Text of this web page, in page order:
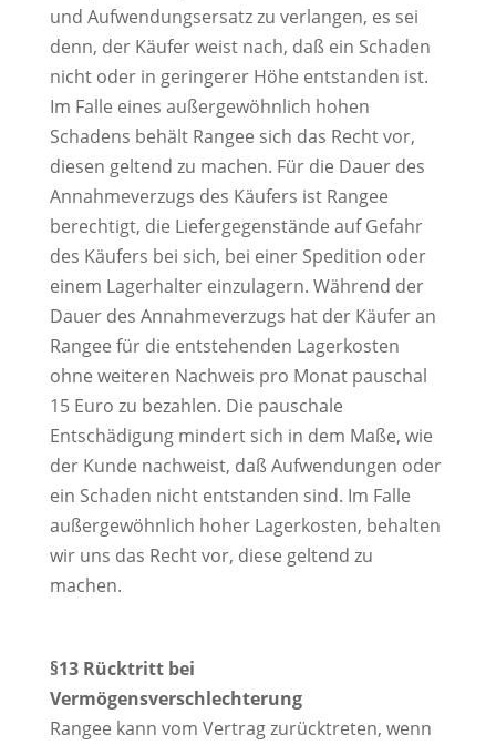
und Aufwendungsersatz zu verlangen, es sei
denn, der Käufer weist nach, daß ein Schaden
nicht oder in geringerer Höhe entstanden ist.
Im Falle eines außergewöhnlich hohen
Schadens behält Rangee sich das Recht vor,
diesen geltend zu machen. Für die Dauer des
Annahmeverzugs des Käufers ist Rangee
berechtigt, die Liefergegenstände auf Gefahr
des Käufers bei sich, bei einer Spedition oder
einem Lagerhalter einzulagern. Während der
Dauer des Annahmeverzugs hat der Käufer an
Rangee für die entstehenden Lagerkosten
ohne weiteren Nachweis pro Monat pauschal
15 Euro zu bezahlen. Die pauschale
Entschädigung mindert sich in dem Maße, wie
der Kunde nachweist, daß Aufwendungen oder
ein Schaden nicht entstanden sind. Im Falle
außergewöhnlich hoher Lagerkosten, behalten
wir uns das Recht vor, diese geltend zu
machen.
§13 Rücktritt bei
Vermögensverschlechterung
Rangee kann vom Vertrag zurücktreten, wenn